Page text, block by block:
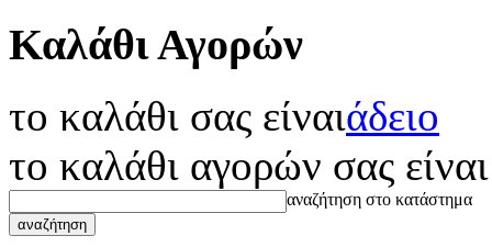
Καλάθι Αγορών
το καλάθι σας είναιάδειο
το καλάθι αγορών σας
αναζήτηση στο κατάστημα